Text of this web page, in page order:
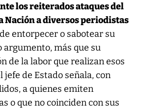
los reiterados ataques del
Nación a diversos periodistas
entorpecer o sabotear su
argumento, más que su
de la labor que realizan esos
jefe de Estado señala, con
a quienes emiten
o que no coinciden con sus